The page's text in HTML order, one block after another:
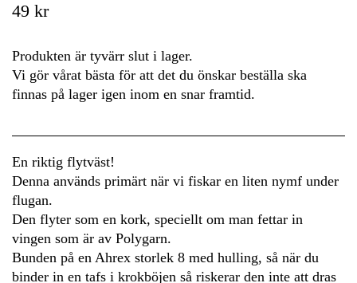
49 kr
Produkten är tyvärr slut i lager.
Vi gör vårat bästa för att det du önskar beställa ska
finnas på lager igen inom en snar framtid.
En riktig flytväst!
Denna används primärt när vi fiskar en liten nymf under
flugan.
Den flyter som en kork, speciellt om man fettar in
vingen som är av Polygarn.
Bunden på en Ahrex storlek 8 med hulling, så när du
binder in en tafs i krokböjen så riskerar den inte att dras